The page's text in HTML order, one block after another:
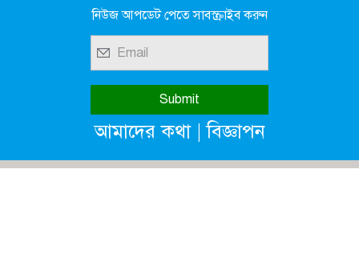
নিউজ আপডেট পেতে সাবস্ক্রাইব করুন
আমাদের কথা|বিজ্ঞাপন